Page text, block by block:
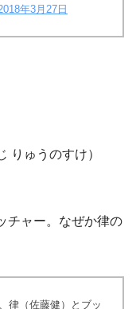
年3月27日
りゅうのすけ）
チャー。なぜか律の
律（佐藤健）とブッ